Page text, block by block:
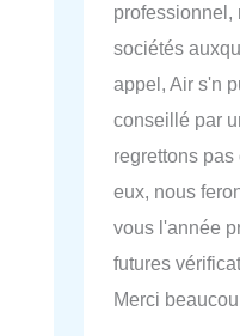
professionnel,
sociétés
appel, Air s'n
conseillé par
regrettons
eux, nous
vous l'année
futures
Merci